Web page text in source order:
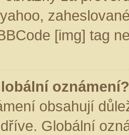
[img] tag
oznámení?
obsahují
Globální